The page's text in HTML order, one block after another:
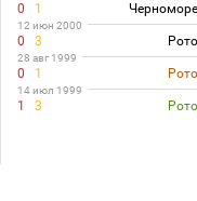
0 1
12 июн 2000
0 3
28 авг 1999
0 1
14 июл 1999
1 3